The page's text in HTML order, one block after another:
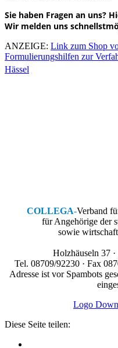
Sie haben Fragen an uns?
Wir melden uns
ANZEIGE: Link zum Shop
Formulierungshilfen zur
Hässel
COLLEGA-Verband
für Angehörige der
sowie
Holzhäuseln 37
Tel. 08709/92230 · Fax
Adresse ist vor Spambots
Logo
Diese Seite teilen: